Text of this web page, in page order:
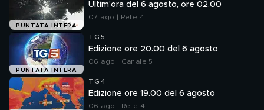
PUNTATA INTERA
Ultim'ora del 6 agosto, ore 02.00
07 ago | Rete 4
PUNTATA INTERA
TG5
Edizione ore 20.00 del 6 agosto
06 ago | Canale 5
TG4
Edizione ore 19.00 del 6 agosto
06 ago | Rete 4